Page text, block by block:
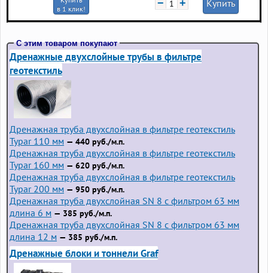
в 1 клик!
− + Купить
С этим товаром покупают
Дренажные двухслойные трубы в фильтре
геотекстиль
Дренажная труба двухслойная в фильтре геотекстиль
Typar 110 мм — 440 руб./м.п.
Дренажная труба двухслойная в фильтре геотекстиль
Typar 160 мм — 620 руб./м.п.
Дренажная труба двухслойная в фильтре геотекстиль
Typar 200 мм — 950 руб./м.п.
Дренажная труба двухслойная SN 8 с фильтром 63 мм
длина 6 м — 385 руб./м.п.
Дренажная труба двухслойная SN 8 с фильтром 63 мм
длина 12 м — 385 руб./м.п.
Дренажные блоки и тоннели Graf